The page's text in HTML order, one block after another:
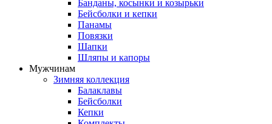
Банданы, косынки и козырьки
Бейсболки и кепки
Панамы
Повязки
Шапки
Шляпы и капоры
Мужчинам
Зимняя коллекция
Балаклавы
Бейсболки
Кепки